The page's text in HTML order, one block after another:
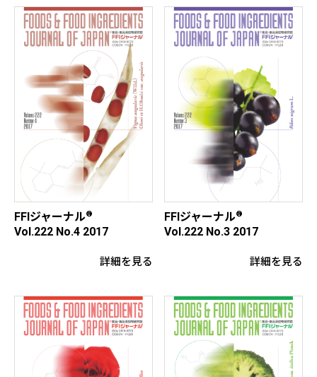
FFIジャーナル®
Vol.222 No.4 2017
詳細を見る
FFIジャーナル®
Vol.222 No.3 2017
詳細を見る